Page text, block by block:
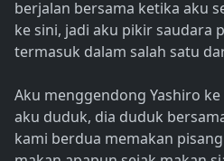
berjalan bersama ketika aku
ke sini, jadi aku pikir saudara
termasuk dalam salah satu
Aku menggendong Yashiro
aku duduk, dia duduk
kami berdua memakan